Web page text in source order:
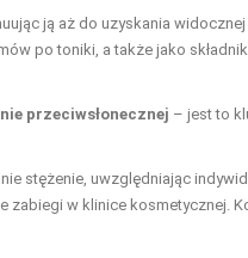
ją aż do uzyskania
po toniki, a także jako
przeciwsłonecznej – jest to
stężenie, uwzględniając
w klinice kosmetycznej.